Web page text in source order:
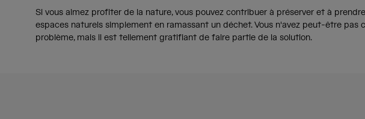
Si vous aimez profiter de la nature, vous pouvez contribuer à préserver et à
espaces naturels simplement en ramassant un déchet. Vous n'avez peut-être pas
problème, mais il est tellement gratifiant de faire partie de la solution.